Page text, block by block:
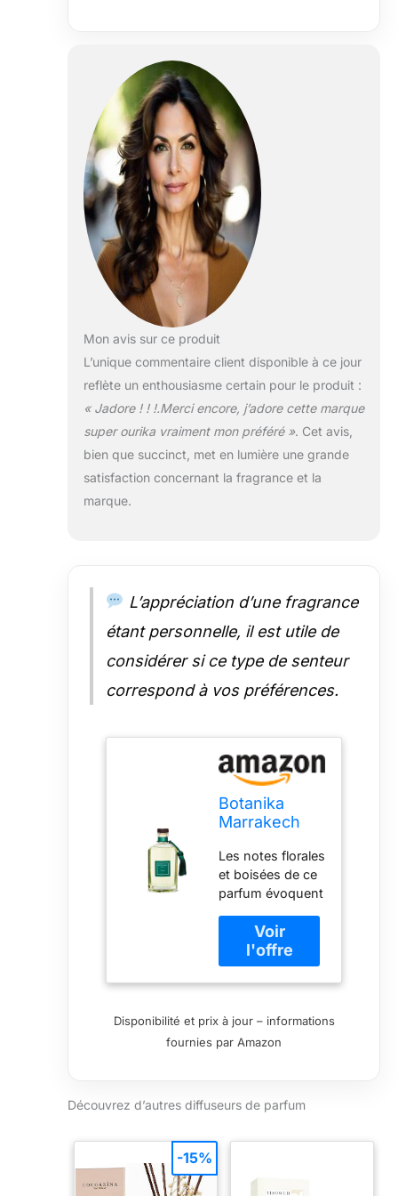
Mon avis sur ce produit
L’unique commentaire client disponible à ce jour
reflète un enthousiasme certain pour le produit :
« Jadore ! ! !.Merci encore, j’adore cette marque
super ourika vraiment mon préféré ». Cet avis,
bien que succinct, met en lumière une grande
satisfaction concernant la fragrance et la
marque.
L’appréciation d’une fragrance
étant personnelle, il est utile de
considérer si ce type de senteur
correspond à vos préférences.
Botanika
Marrakech
Parfum
d'ambiance
Les notes florales
et boisées de ce
parfum évoquent
naturelle et la
sérénité de la
vallée,
transformant
vaporisation en
une expérience
Disponibilité et prix à jour – informations
fournies par Amazon
Découvrez d’autres diffuseurs de parfum
-15%